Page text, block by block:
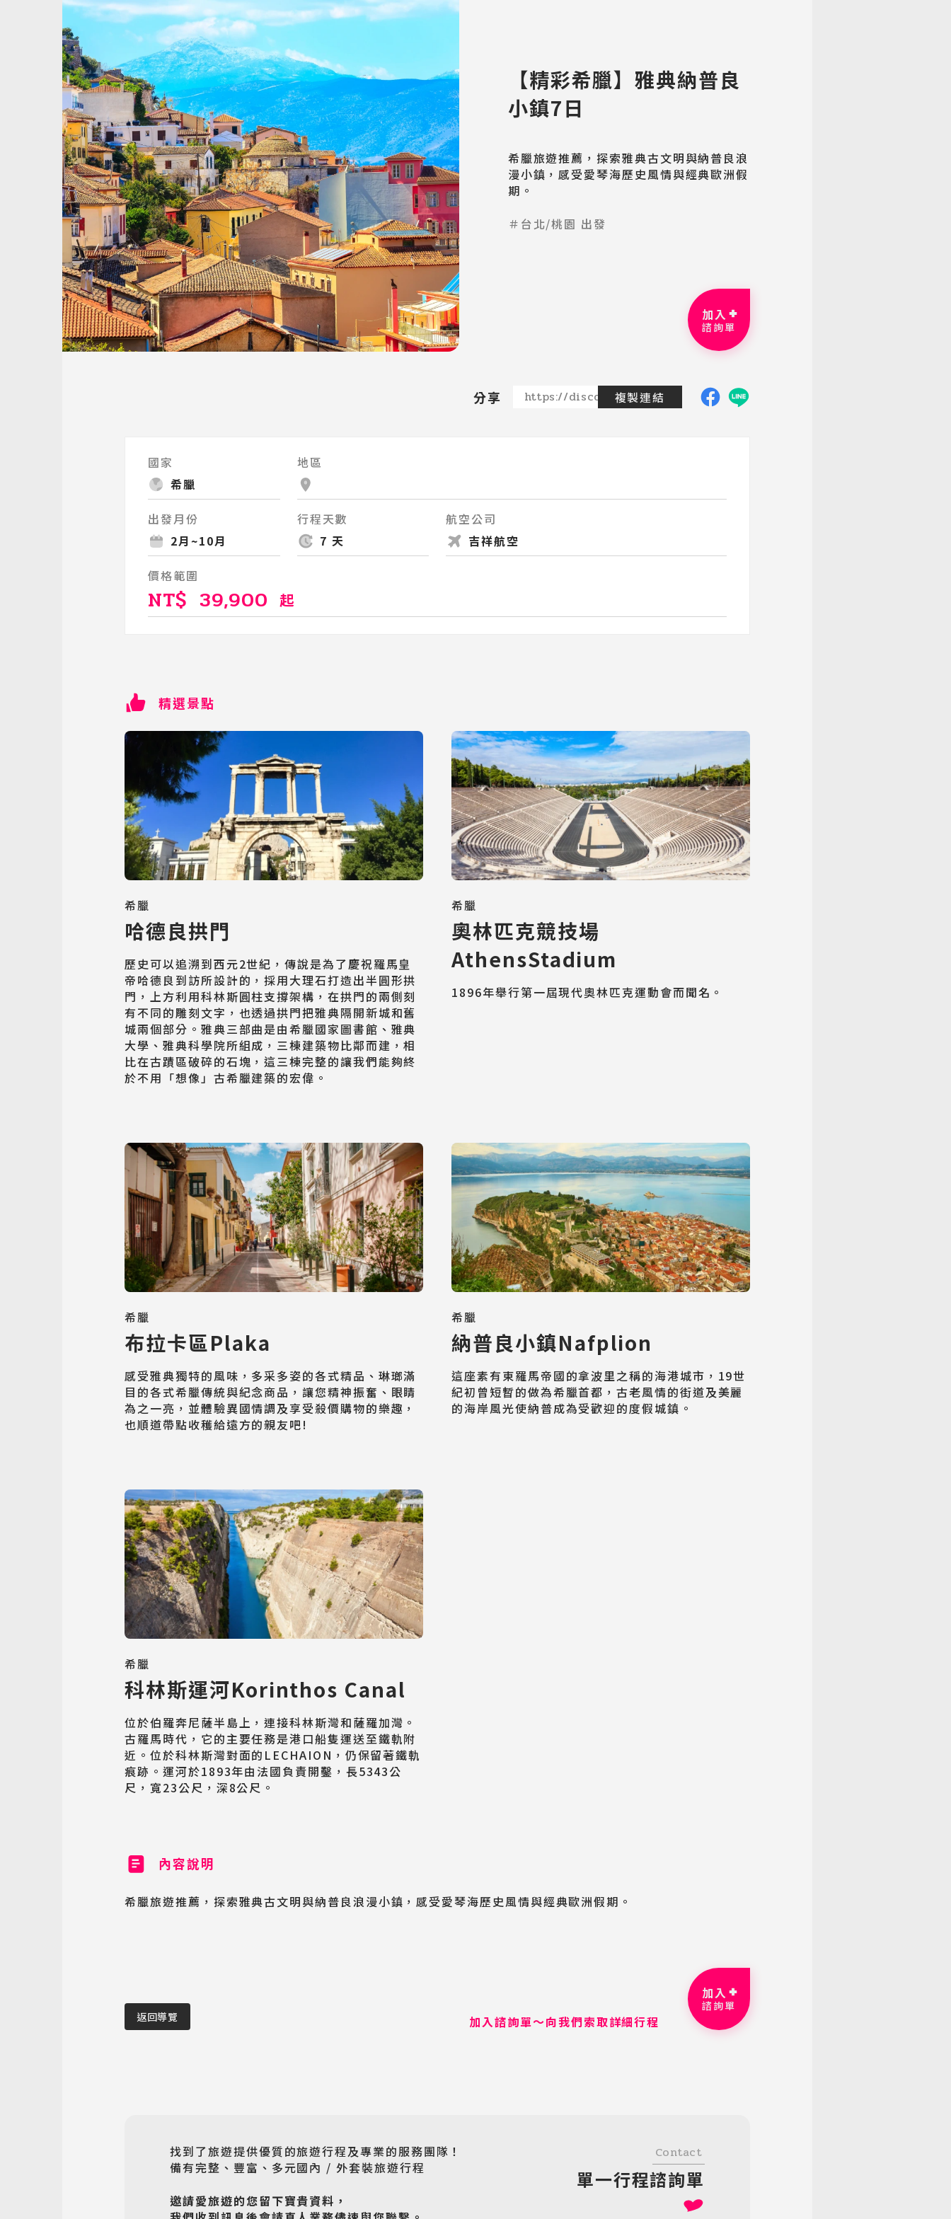
日韓旅遊
Northeast Asia
Southeast Asia
歐洲旅遊
Europe
郵輪旅遊
Cruiseship
最新消息
Announcement
【精彩希臘】雅典納普良
小鎮7日
希臘旅遊推薦，探索雅典古文明與納普良浪
漫小鎮，感受愛琴海歷史風情與經典歐洲假
期。
＃台北/桃園 出發
加入
諮詢單
分享 https://discoveredtravel.com.tw/group-tour/detail/greece03
複製連結
國家
希臘
地區
出發月份
2月~10月
行程天數
7 天
航空公司
吉祥航空
價格範圍
NT$ 39,900 起
精選景點
希臘
哈德良拱門
歷史可以追溯到西元2世紀，傳說是為了慶祝羅馬皇
帝哈德良到訪所設計的，採用大理石打造出半圓形拱
門，上方利用科林斯圓柱支撐架構，在拱門的兩側刻
有不同的雕刻文字，也透過拱門把雅典隔開新城和舊
城兩個部分。雅典三部曲是由希臘國家圖書館、雅典
大學、雅典科學院所組成，三棟建築物比鄰而建，相
比在古蹟區破碎的石塊，這三棟完整的讓我們能夠終
於不用「想像」古希臘建築的宏偉。
希臘
奧林匹克競技場
AthensStadium
1896年舉行第一屆現代奧林匹克運動會而聞名。
希臘
布拉卡區Plaka
感受雅典獨特的風味，多采多姿的各式精品、琳瑯滿
目的各式希臘傳統與紀念商品，讓您精神振奮、眼睛
為之一亮，並體驗異國情調及享受殺價購物的樂趣，
也順道帶點收穫給遠方的親友吧!
希臘
納普良小鎮Nafplion
這座素有東羅馬帝國的拿波里之稱的海港城市，19世
紀初曾短暫的做為希臘首都，古老風情的街道及美麗
的海岸風光使納普成為受歡迎的度假城鎮。
希臘
科林斯運河Korinthos Canal
位於伯羅奔尼薩半島上，連接科林斯灣和薩羅加灣。
古羅馬時代，它的主要任務是港口船隻運送至鐵軌附
近。位於科林斯灣對面的LECHAION，仍保留著鐵軌
痕跡。運河於1893年由法國負責開鑿，長5343公
尺，寬23公尺，深8公尺。
內容說明
希臘旅遊推薦，探索雅典古文明與納普良浪漫小鎮，感受愛琴海歷史風情與經典歐洲假期。
返回導覽 加入諮詢單～向我們索取詳細行程
加入
諮詢單
找到了旅遊提供優質的旅遊行程及專業的服務團隊！
備有完整、豐富、多元國內 / 外套裝旅遊行程
邀請愛旅遊的您留下寶貴資料，
Contact
單一行程諮詢單